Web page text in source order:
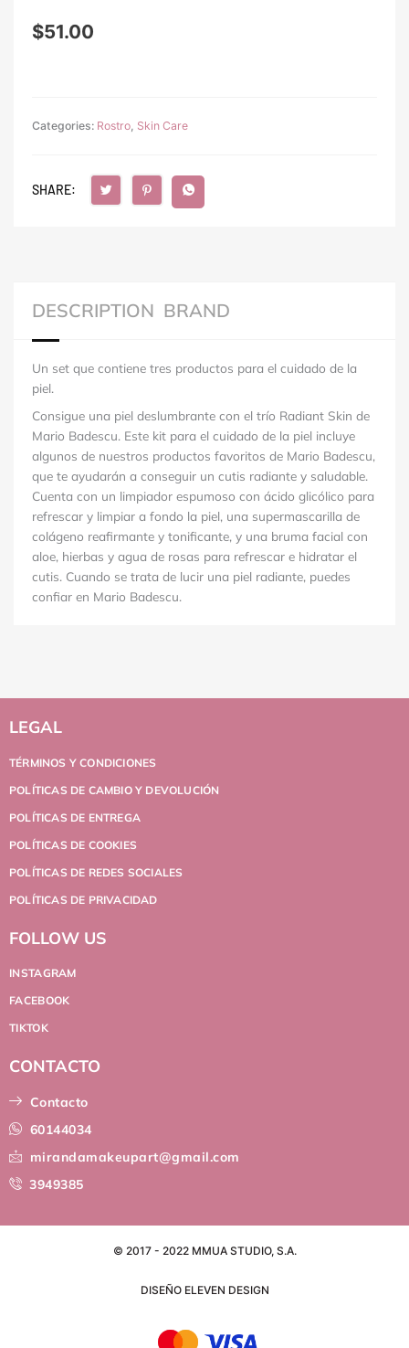
$51.00
Categories: Rostro, Skin Care
SHARE:
DESCRIPTION BRAND
Un set que contiene tres productos para el cuidado de la
piel.
Consigue una piel deslumbrante con el trío Radiant Skin de
Mario Badescu. Este kit para el cuidado de la piel incluye
algunos de nuestros productos favoritos de Mario Badescu,
que te ayudarán a conseguir un cutis radiante y saludable.
Cuenta con un limpiador espumoso con ácido glicólico para
refrescar y limpiar a fondo la piel, una supermascarilla de
colágeno reafirmante y tonificante, y una bruma facial con
aloe, hierbas y agua de rosas para refrescar e hidratar el
cutis. Cuando se trata de lucir una piel radiante, puedes
confiar en Mario Badescu.
LEGAL
TÉRMINOS Y CONDICIONES
POLÍTICAS DE CAMBIO Y DEVOLUCIÓN
POLÍTICAS DE ENTREGA
POLÍTICAS DE COOKIES
POLÍTICAS DE REDES SOCIALES
POLÍTICAS DE PRIVACIDAD
FOLLOW US
INSTAGRAM
FACEBOOK
TIKTOK
CONTACTO
Contacto
60144034
mirandamakeupart@gmail.com
3949385
© 2017 - 2022 MMUA STUDIO, S.A.
DISEÑO ELEVEN DESIGN